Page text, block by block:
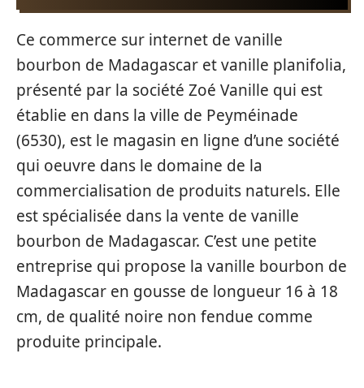
Ce commerce sur internet de vanille
bourbon de Madagascar et vanille planifolia,
présenté par la société Zoé Vanille qui est
établie en dans la ville de Peyméinade
(6530), est le magasin en ligne d’une société
qui oeuvre dans le domaine de la
commercialisation de produits naturels. Elle
est spécialisée dans la vente de vanille
bourbon de Madagascar. C’est une petite
entreprise qui propose la vanille bourbon de
Madagascar en gousse de longueur 16 à 18
cm, de qualité noire non fendue comme
produite principale.